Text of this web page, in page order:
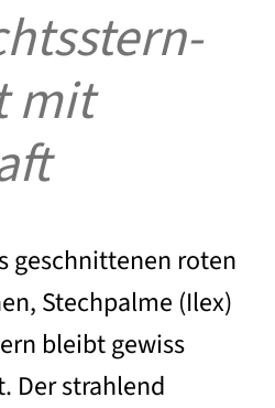
mit
geschnittenen roten
Stechpalme (Ilex)
bleibt gewiss
Der strahlend